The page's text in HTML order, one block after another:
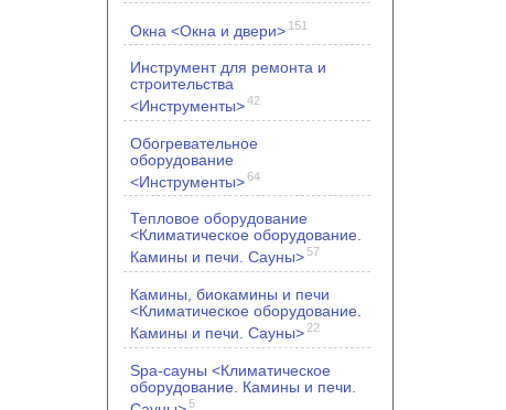
Окна <Окна и двери> 151
Инструмент для ремонта и
строительства
<Инструменты>42
Обогревательное
оборудование
<Инструменты>64
Тепловое оборудование
<Климатическое оборудование.
Камины и печи. Сауны>57
Камины, биокамины и печи
<Климатическое оборудование.
Камины и печи. Сауны> 22
Spa-сауны <Климатическое
оборудование. Камины и печи.
5